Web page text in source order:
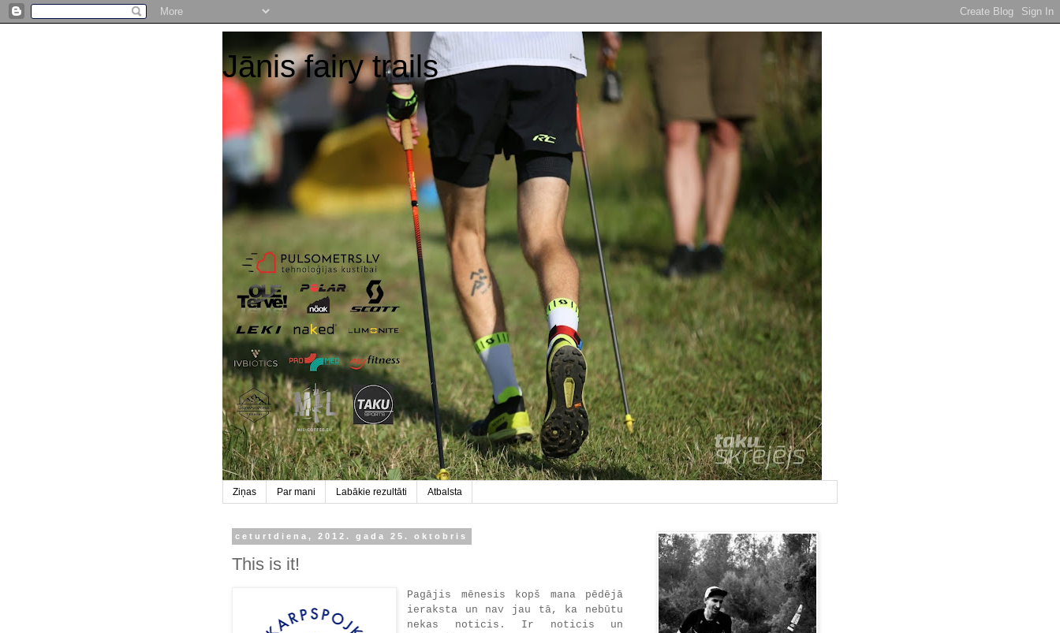
Jānis fairy trails
Ziņas Par mani Labākie rezultāti Atbalsta
ceturtdiena, 2012. gada 25. oktobris
This is it!
Pagājis mēnesis kopš mana pēdējā
ieraksta un nav jau tā, ka nebūtu
nekas noticis. Ir noticis un